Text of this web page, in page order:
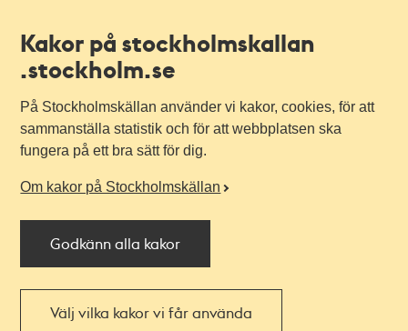
Kakor på stockholmskallan
.stockholm.se
På Stockholmskällan använder vi kakor, cookies, för att
sammanställa statistik och för att webbplatsen ska
fungera på ett bra sätt för dig.
Om kakor på Stockholmskällan
Godkänn alla kakor
Välj vilka kakor vi får använda